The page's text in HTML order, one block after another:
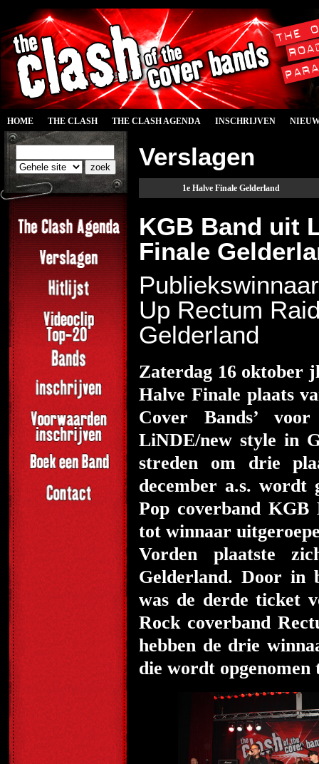
HOME THE CLASH THE CLASH AGENDA INSCHRIJVEN
Verslagen
1e Halve Finale Gelderland
KGB Band uit
Finale
Up Rectum
Gelderland
Zaterdag 16 oktober
Halve Finale plaats
Cover Bands’
LiNDE/new style in
streden om drie
december a.s. wordt
Pop coverband
tot winnaar
Vorden plaatste
Gelderland. Door in
was de derde ticket
Rock coverband
hebben de drie
die wordt opgenomen